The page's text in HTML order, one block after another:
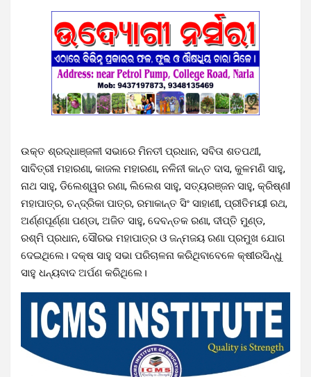
ଉକ୍ତ ଶ୍ରଦ୍ଧାଞ୍ଜଳୀ ସଭାରେ ମିନତୀ ପ୍ରଧାନ, ସବିତା ଶତପଥୀ,
ସାବିତ୍ରୀ ମହାରଣା, କାଜଲ ମହାରଣା, ନଳିନୀ କାନ୍ତ ଦାସ, କୁଳମଣି ସାହୁ,
ନାଥ ସାହୁ, ଡିଲେଶ୍ୱର ରଣା, ଲିଲେଶ ସାହୁ, ସତ୍ୟରଞ୍ଜନ ସାହୁ, କ୍ରିଷ୍ଣl
ମହାପାତ୍ର, ଚନ୍ଦ୍ରିକା ପାତ୍ର, ରମାକାନ୍ତ ସିଂ ସାହାଣୀ, ପ୍ରୀତିମୟୀ ରଥ,
ଅର୍ଣ୍ଣପୂର୍ଣ୍ଣା ପଣ୍ଡା, ଅଜିତ ସାହୁ, ଦେବନ୍ତକ ରଣା, ଦୀପ୍ତି ମୁଣ୍ଡ,
ରଶ୍ମି ପ୍ରଧାନ, ସୌରଭ ମହାପାତ୍ର ଓ ଜନ୍ମଜୟ ରଣା ପ୍ରମୁଖ ଯୋଗ
ଦେଇଥିଲେ। ଦକ୍ଷ ସାହୁ ସଭା ପରିଚାଳନା କରିଥିବାବେଳେ କ୍ଷୀରସିନ୍ଧୁ
ସାହୁ ଧନ୍ୟବାଦ ଅର୍ପଣ କରିଥିଲେ।